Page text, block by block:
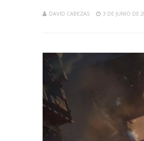
DAVID CABEZAS 3 DE JUNIO DE